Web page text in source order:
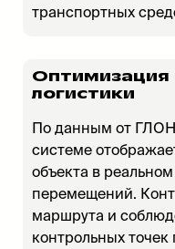
транспортных
Оптимизация
логистики
По данным от
системе
объекта в
перемещений.
маршрута и
контрольных